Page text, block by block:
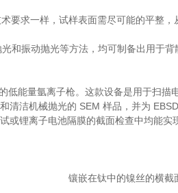
要求一样，试样表面需尽可能的平整
和振动抛光等方法，均可制备出用于
低能量氩离子枪。这款设备是用于扫
清洁机械抛光的 SEM 样品，并为
或锂离子电池隔膜的截面检查中均能实
镶嵌在钛中的镍丝的横截